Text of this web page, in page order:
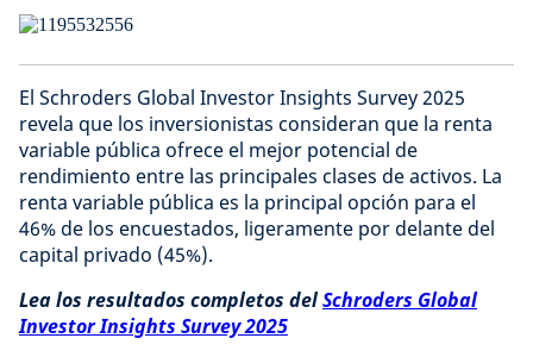
El Schroders Global Investor Insights Survey 2025
revela que los inversionistas consideran que la renta
variable pública ofrece el mejor potencial de
rendimiento entre las principales clases de activos. La
renta variable pública es la principal opción para el
46% de los encuestados, ligeramente por delante del
capital privado (45%).
Lea los resultados completos delSchroders Global
Investor Insights Survey 2025